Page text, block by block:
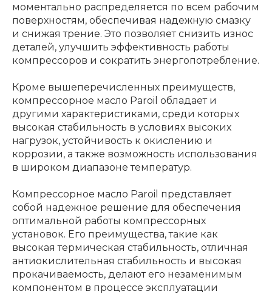
моментально распределяется по всем рабочим
поверхностям, обеспечивая надежную смазку
и снижая трение. Это позволяет снизить износ
деталей, улучшить эффективность работы
компрессоров и сократить энергопотребление.
Кроме вышеперечисленных преимуществ,
компрессорное масло Paroil обладает и
другими характеристиками, среди которых
высокая стабильность в условиях высоких
нагрузок, устойчивость к окислению и
коррозии, а также возможность использования
в широком диапазоне температур.
Компрессорное масло Paroil представляет
собой надежное решение для обеспечения
оптимальной работы компрессорных
установок. Его преимущества, такие как
высокая термическая стабильность, отличная
антиокислительная стабильность и высокая
прокачиваемость, делают его незаменимым
компонентом в процессе эксплуатации